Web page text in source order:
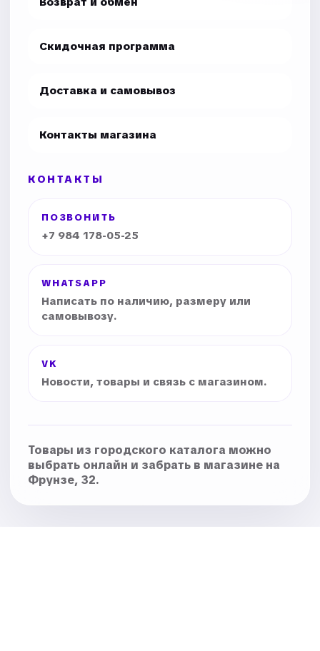
Скидочная программа
Доставка и самовывоз
Контакты магазина
КОНТАКТЫ
ПОЗВОНИТЬ
+7 984 178-05-25
WHATSAPP
Написать по наличию, размеру или
самовывозу.
VK
Новости, товары и связь с магазином.
Товары из городского каталога можно
выбрать онлайн и забрать в магазине на
Фрунзе, 32.